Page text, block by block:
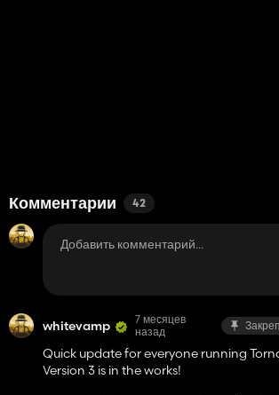
Комментарии 42
whitevamp
7 месяцев
назад
Quick update for everyone running
Version 3 is in the works!